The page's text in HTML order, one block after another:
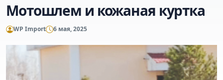
Мотошлем и кожаная куртка
WP Import 6 мая, 2025